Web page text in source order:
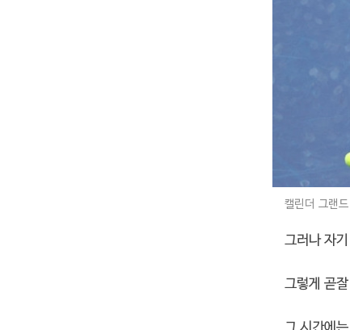
캘린더 그랜
그러나 자
그렇게 곧